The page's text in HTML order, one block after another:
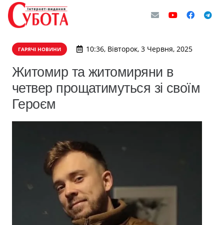
ГАРЯЧІ НОВИНИ 10:36, Вівторок, 3 Червня, 2025
Житомир та житомиряни в
четвер прощатимуться зі своїм
Героєм